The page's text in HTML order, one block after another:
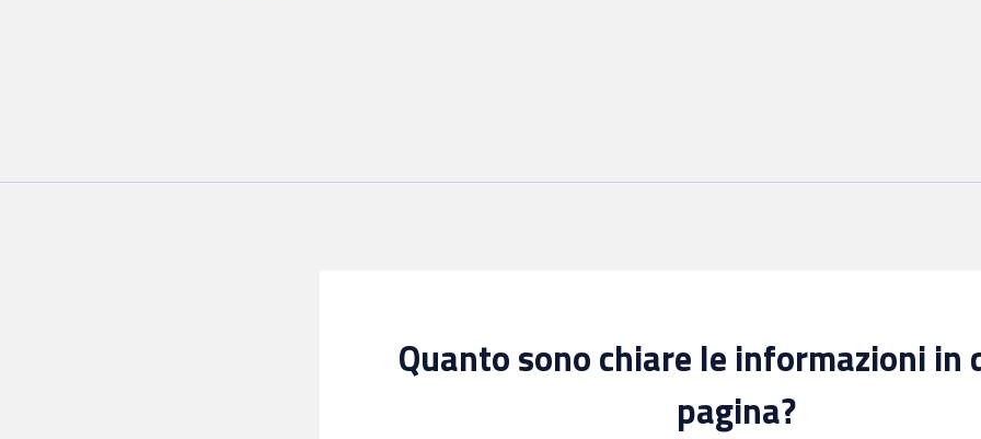
Quanto sono chiare le informazioni in
pagina?